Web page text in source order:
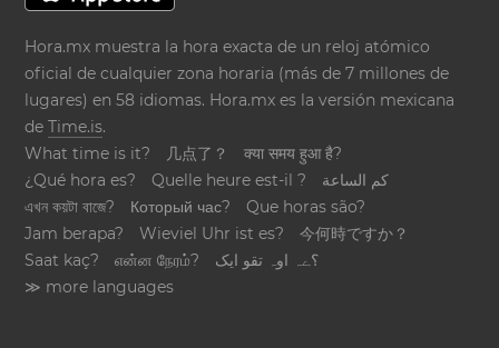
Hora.mx muestra la hora exacta de un reloj atómico
oficial de cualquier zona horaria (más de 7 millones de
lugares) en 58 idiomas. Hora.mx es la versión mexicana
deTime.is.
What time is it?
几点了？
क्या समय हुआ है?
¿Qué hora es?
Quelle heure est-il ?
كم الساعة
এখন কয়টা বাজে?
Который час?
Que horas são?
Jam berapa?
Wieviel Uhr ist es?
今何時ですか？
Saat kaç?
என்ன நேரம்?
؟ےہ اوہ تقو ایک
≫ more languages